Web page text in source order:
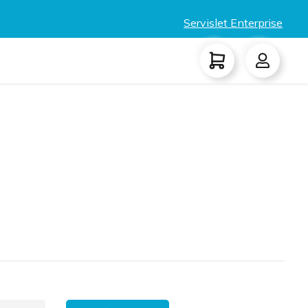
Servislet Enterprise